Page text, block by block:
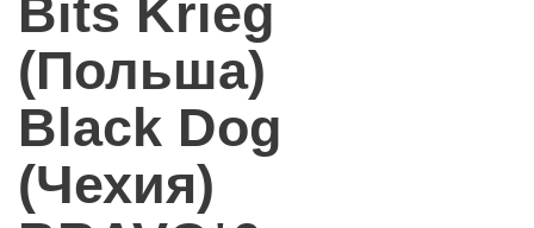
Bits Krieg
(Польша)
Black Dog
(Чехия)